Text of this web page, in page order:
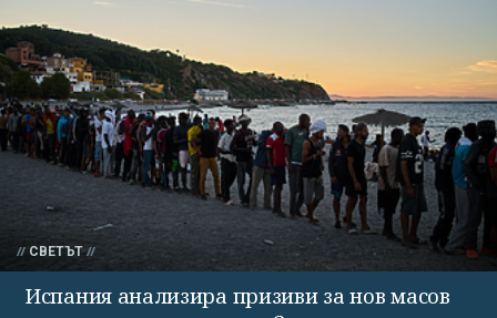
СВЕТЪТ
Испания анализира призиви за нов масов